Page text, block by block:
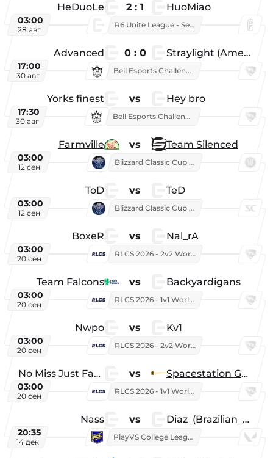
HeDuoLe 2 : 1 HuoMiao
03:00
28 авг
R6 Unite League - Season 1
Advanced 0 : 0 Straylight (American team)
17:00
30 авг
Bell Esports Challenge 2026
Yorks finest vs Hey bro
17:30
30 авг
Bell Esports Challenge 2026
Farmville vs Team Silenced
03:00
12 сен
Blizzard Classic Cup 2026
ToD vs TeD
03:00
12 сен
Blizzard Classic Cup 2026
BoxeR vs Nal_rA
03:00
20 сен
RLCS 2026 - 2v2 World Championship
Team Falcons vs Backyardigans
03:00
20 сен
RLCS 2026 - 1v1 World Championship
Nwpo vs Kv1
03:00
20 сен
RLCS 2026 - 2v2 World Championship
No Miss Just Fake vs Spacestation Gaming
03:00
20 сен
RLCS 2026 - 1v1 World Championship
Nass vs Diaz_(Brazilian_Player)
20:35
14 дек
PlayVS College League 2025: Fall